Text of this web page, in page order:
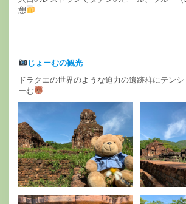
憩
じょーむの観光
ドラクエの世界のような迫力の遺跡群にテン
ーむ